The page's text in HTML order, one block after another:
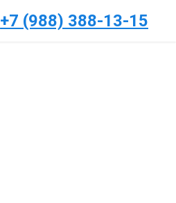
+7 (988) 388-13-15